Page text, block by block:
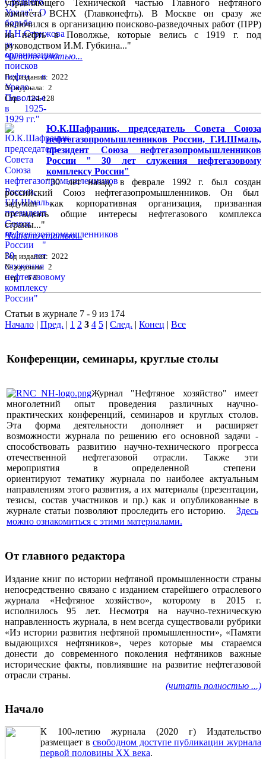
управляющего Технической частью Главного нефтяного
комитета ВСНХ (Главконефть). В Москве он сразу же
включился в организацию поисково-разведочных работ (ПРР)
на нефть в Поволжье, которые велись с 1919 г. под
руководством И.М. Губкина..."
Читать статью...
Год издания: 2022
№ журнала: 2
Стр. : 124-128
Ю.К.Шафраник, председатель Совета Союза
нефтегазопромышленников России, Г.И.Шмаль,
президент Союза нефтегазопромышленников
России " 30 лет служения нефтегазовому
комплексу России"
"30 лет назад, в феврале 1992 г. был создан
российский Союз нефтегазопромышленников. Он был
задуман как корпоративная организация, призванная
отстаивать общие интересы нефтегазового комплекса
страны..."
Читать статью...
Год издания: 2022
№ журнала: 2
Стр. : 6-9
Статьи в журнале 7 - 9 из 174
Начало | Пред. | 1 2 3 4 5 | След. | Конец | Все
Конференции, семинары, круглые столы
Журнал "Нефтяное хозяйство" имеет
многолетний опыт проведения различных научно-
практических конференций, семинаров и круглых столов.
Эта форма деятельности дополняет и расширяет
возможности журнала по решению его основной задачи -
способствовать развитию научно-технического прогресса
отечественной нефтегазовой отрасли. Также эти
мероприятия в определенной степени
ориентируют тематику журнала по наиболее актуальным
направлениям этого развития, а их материалы (презентации,
тезисы, состав участников и пр.) как и опубликованные в
журнале статьи позволяют проследить его историю. Здесь
можно ознакомиться с этими материалами.
От главного редактора
Издание книг по истории нефтяной промышленности страны
непосредственно связано с изданием старейшего отраслевого
журнала «Нефтяное хозяйство», которому в 2015 г.
исполнилось 95 лет. Несмотря на научно-техническую
направленность журнала, в нем всегда существовали рубрики
«Из истории развития нефтяной промышленности», «Памяти
выдающихся нефтяников», через которые мы стараемся
донести до современного поколения нефтяников важные
исторические факты, повлиявшие на развитие нефтегазовой
отрасли страны.
(читать полностью ...)
Начало
К 100-летию журнала (2020 г) Издательство
размещает всвободном доступе публикации журнала
первой половины ХХ века.